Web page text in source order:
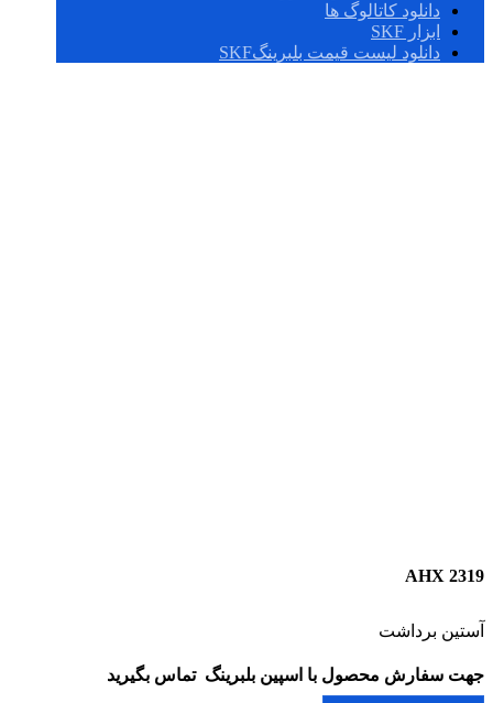
دانلود کاتالوگ ها
ابزار SKF
دانلود لیست قیمت بلبرینگSKF
AHX 2319
آستین برداشت
جهت سفارش محصول با اسپین بلبرینگ تماس بگیرید